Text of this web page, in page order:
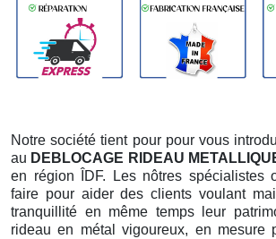
Notre société tient pour pour vous
au DEBLOCAGE RIDEAU
en région ÎDF. Les nôtres spécialistes
faire pour aider des clients voulant
tranquillité en même temps leur
rideau en métal vigoureux, en mesure